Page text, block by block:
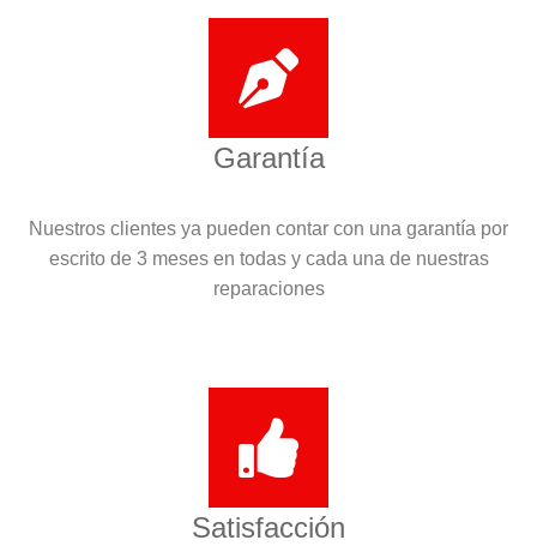
Garantía
Nuestros clientes ya pueden contar con una garantía por
escrito de 3 meses en todas y cada una de nuestras
reparaciones
Satisfacción